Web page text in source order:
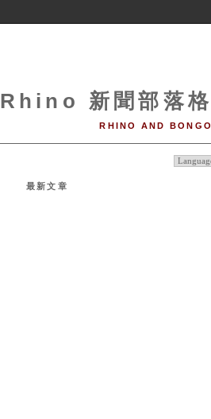
Rhino 新聞部落格
RHINO AND BONGO
最新文章